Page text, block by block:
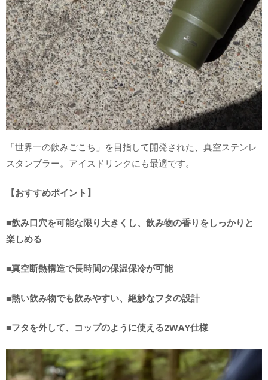
「世界一の飲みごこち」を目指して開発された、真空ステンレ
スタンブラー。アイスドリンクにも最適です。
【おすすめポイント】
■飲み口穴を可能な限り大きくし、飲み物の香りをしっかりと
楽しめる
■真空断熱構造で長時間の保温保冷が可能
■熱い飲み物でも飲みやすい、絶妙なフタの設計
■フタを外して、コップのように使える2WAY仕様